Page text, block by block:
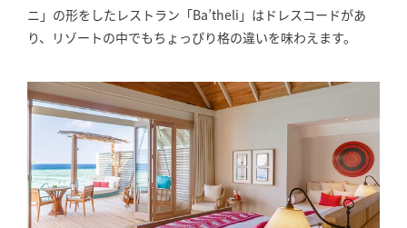
ニ」の形をしたレストラン「Ba’theli」はドレスコードがあ
り、リゾートの中でもちょっぴり格の違いを味わえます。